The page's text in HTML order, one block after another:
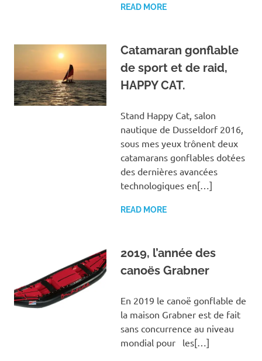
READ MORE
Catamaran gonflable
de sport et de raid,
HAPPY CAT.
Stand Happy Cat, salon
nautique de Dusseldorf 2016,
sous mes yeux trônent deux
catamarans gonflables dotées
des dernières avancées
technologiques en[…]
READ MORE
2019, l’année des
canoës Grabner
En 2019 le canoë gonflable de
la maison Grabner est de fait
sans concurrence au niveau
mondial pour les[…]